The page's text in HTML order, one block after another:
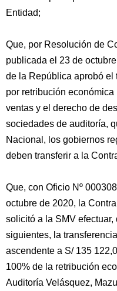
Entidad;
Que, por Resolución de
publicada el 23 de
de la República aprobó el
por retribución
ventas y el derecho de
sociedades de auditoría,
Nacional, los gobiernos
deben transferir a la
Que, con Oficio Nº
octubre de 2020, la
solicitó a la SMV
siguientes, la
ascendente a S/ 135
100% de la retribución
Auditoría Velásquez,